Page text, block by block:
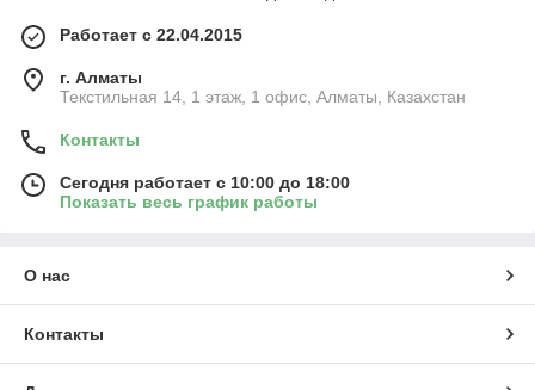
Работает с 22.04.2015
г. Алматы
Текстильная 14, 1 этаж, 1 офис, Алматы, Казахстан
Контакты
Сегодня работает с 10:00 до 18:00
Показать весь график работы
О нас
Контакты